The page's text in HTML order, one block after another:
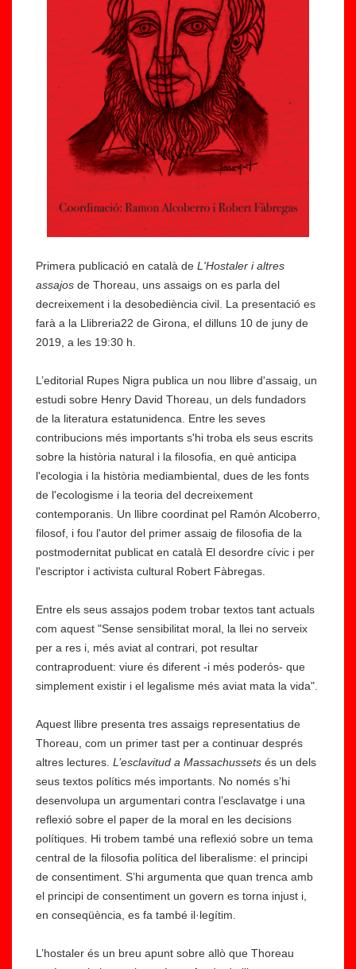
Primera publicació en català de L'Hostaler i altres
assajos de Thoreau, uns assaigs on es parla del
decreixement i la desobediència civil. La presentació es
farà a la Llibreria22 de Girona, el dilluns 10 de juny de
2019, a les 19:30 h.
L’editorial Rupes Nigra publica un nou llibre d'assaig, un
estudi sobre Henry David Thoreau, un dels fundadors
de la literatura estatunidenca. Entre les seves
contribucions més importants s'hi troba els seus escrits
sobre la història natural i la filosofia, en què anticipa
l'ecologia i la història mediambiental, dues de les fonts
de l'ecologisme i la teoria del decreixement
contemporanis. Un llibre coordinat pel Ramón Alcoberro,
filosof, i fou l'autor del primer assaig de filosofia de la
postmodernitat publicat en català El desordre cívic i per
l'escriptor i activista cultural Robert Fàbregas.
Entre els seus assajos podem trobar textos tant actuals
com aquest "Sense sensibilitat moral, la llei no serveix
per a res i, més aviat al contrari, pot resultar
contraproduent: viure és diferent -i més poderós- que
simplement existir i el legalisme més aviat mata la vida".
Aquest llibre presenta tres assaigs representatius de
Thoreau, com un primer tast per a continuar després
altres lectures. L’esclavitud a Massachussets és un dels
seus textos polítics més importants. No només s’hi
desenvolupa un argumentari contra l’esclavatge i una
reflexió sobre el paper de la moral en les decisions
polítiques. Hi trobem també una reflexió sobre un tema
central de la filosofia política del liberalisme: el principi
de consentiment. S’hi argumenta que quan trenca amb
el principi de consentiment un govern es torna injust i,
en conseqüència, es fa també il·legítim.
L’hostaler és un breu apunt sobre allò que Thoreau